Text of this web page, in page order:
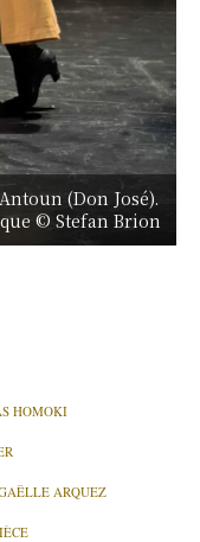
(Don José).
© Stefan Brion
HOMOKI
ARQUEZ